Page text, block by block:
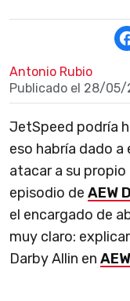
Antonio Rubio
Publicado el 28/05/
JetSpeed podría
eso habría dado a
atacar a su
episodio de AEW
el encargado de
muy claro:
Darby Allin en